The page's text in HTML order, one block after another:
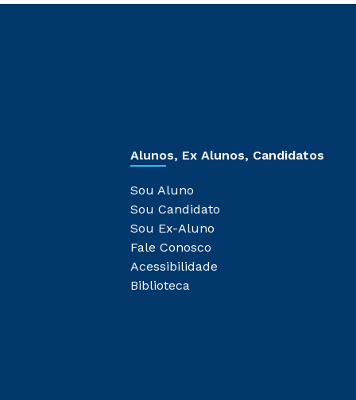
Alunos, Ex Alunos, Candidatos
Sou Aluno
Sou Candidato
Sou Ex-Aluno
Fale Conosco
Acessibilidade
Biblioteca